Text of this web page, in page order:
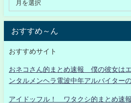
おすすめ～ん
おすすめサイト
おネコさん的まとめ速報 僕の彼女は
ンタルメンヘラ電波中年アルバイター
アイドッフル！ ワタクシ的まとめ速